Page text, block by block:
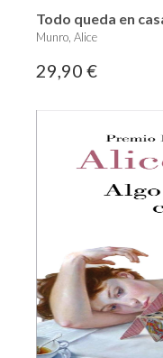
Todo queda en
Munro, Alice
29,90 €